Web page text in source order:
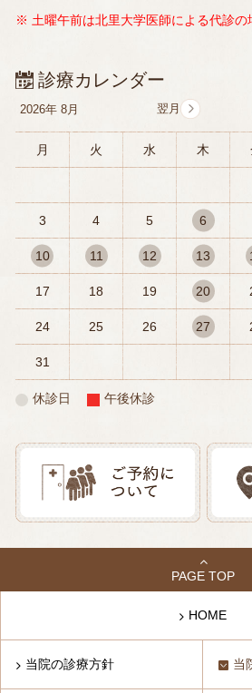
※ 土曜午前は北里大学医師による代診の
診療カレンダー
2026年 8月
月 火 水 木
3 4 5 6
10 11 12 13
17 18 19 20
24 25 26 27
31
休診日 午後休診
PAGE TOP
HOME
当院の診療方針 当